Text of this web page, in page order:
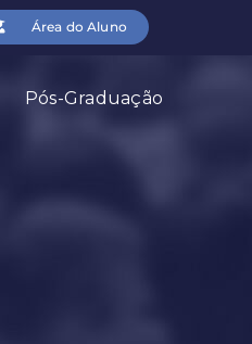
Área do Aluno
Pós-Graduação